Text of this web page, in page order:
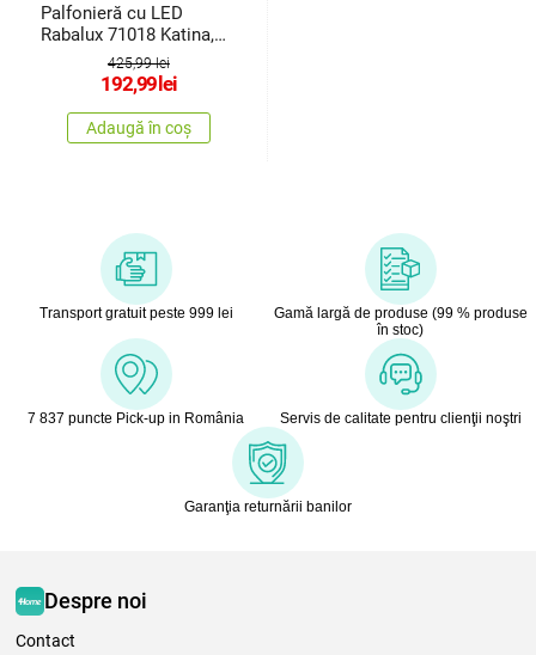
Palfonieră cu LED
Rabalux 71018 Katina,
36 W, alb425,99 lei
192,99 lei
Adaugă în coș
Transport gratuit peste 999 lei
Gamă largă de produse (99 % produse
în stoc)
7 837 puncte Pick-up in România Servis de calitate pentru clienţii noştri
Garanţia returnării banilor
Despre noi
Contact